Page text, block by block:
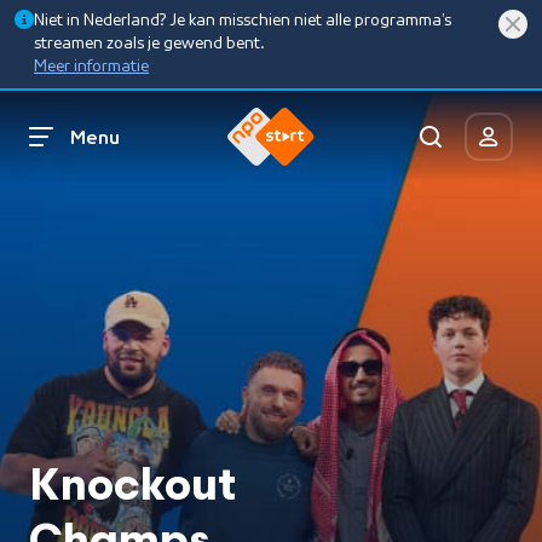
Niet in Nederland? Je kan misschien niet alle programma’s
streamen zoals je gewend bent.
Meer informatie
Menu
Knockout